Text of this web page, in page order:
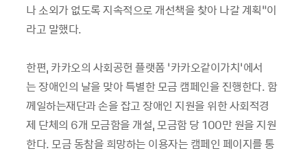
나 소외가 없도록 지속적으로 개선책을 찾아 나갈 계획”이
라고 말했다.
한편, 카카오의 사회공헌 플랫폼 ‘카카오같이가치’에서
는 장애인의 날을 맞아 특별한 모금 캠페인을 진행한다. 함
께일하는재단과 손을 잡고 장애인 지원을 위한 사회적경
제 단체의 6개 모금함을 개설, 모금함 당 100만 원을 지원
한다. 모금 동참을 희망하는 이용자는 캠페인 페이지를 통